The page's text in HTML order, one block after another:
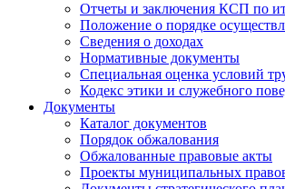
Отчеты и заключения КСП по
Положение о порядке
Сведения о доходах
Нормативные документы
Специальная оценка условий
Кодекс этики и служебного
Документы
Каталог документов
Порядок обжалования
Обжалованные правовые акты
Проекты муниципальных